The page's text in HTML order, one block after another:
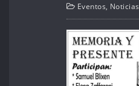
Eventos, Noticias